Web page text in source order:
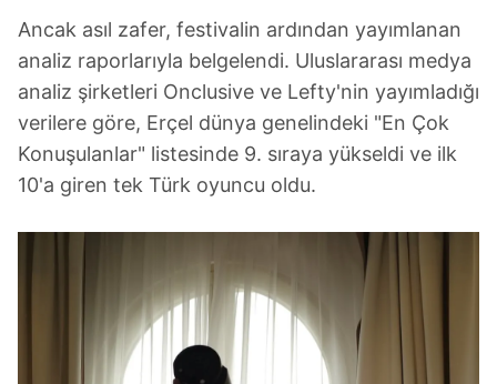
Ancak asıl zafer, festivalin ardından yayımlanan
analiz raporlarıyla belgelendi. Uluslararası medya
analiz şirketleri Onclusive ve Lefty'nin yayımladığı
verilere göre, Erçel dünya genelindeki "En Çok
Konuşulanlar" listesinde 9. sıraya yükseldi ve ilk
10'a giren tek Türk oyuncu oldu.